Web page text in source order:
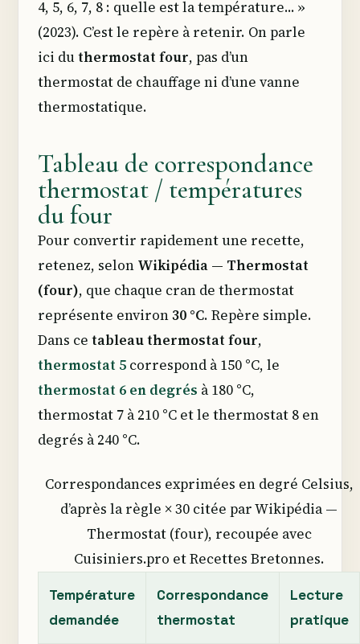
4, 5, 6, 7, 8 : quelle est la température... »
(2023). C’est le repère à retenir. On parle
ici duthermostat four, pas d’un
thermostat de chauffage ni d’une vanne
thermostatique.
Tableau de correspondance
thermostat / températures
du four
Pour convertir rapidement une recette,
retenez, selon Wikipédia — Thermostat
(four), que chaque cran de thermostat
représente environ30 °C. Repère simple.
Dans ce tableau thermostat four,
thermostat 5 correspond à 150 °C, le
thermostat 6 en degrés à 180 °C,
thermostat 7 à 210 °C et le thermostat 8 en
degrés à 240 °C.
Correspondances exprimées en degré Celsius,
d’après la règle × 30 citée par Wikipédia —
Thermostat (four), recoupée avec
Cuisiniers.pro et Recettes Bretonnes.
Température
demandée
Correspondance
thermostat
Lecture
pratique